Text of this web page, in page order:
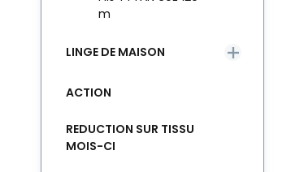
m
LINGE DE MAISON
ACTION
REDUCTION SUR TISSU
MOIS-CI